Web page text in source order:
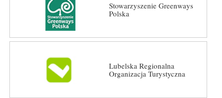
Stowarzyszenie Greenways
Polska
Lubelska Regionalna
Organizacja Turystyczna